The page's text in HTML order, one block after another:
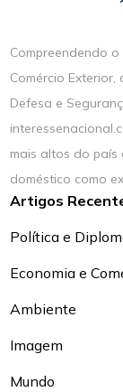
Compreendendo
Comércio
Defesa e
mais altos do país
doméstico como
Artigos
Política e
Economia e
Ambiente
Imagem
Mundo